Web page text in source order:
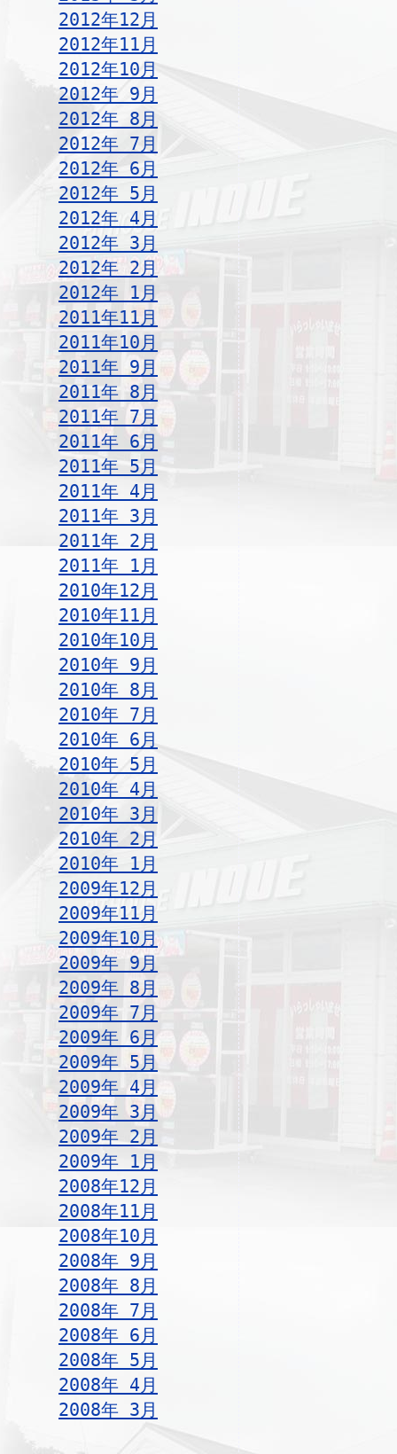
2012年12月
2012年11月
2012年10月
2012年 9月
2012年 8月
2012年 7月
2012年 6月
2012年 5月
2012年 4月
2012年 3月
2012年 2月
2012年 1月
2011年11月
2011年10月
2011年 9月
2011年 8月
2011年 7月
2011年 6月
2011年 5月
2011年 4月
2011年 3月
2011年 2月
2011年 1月
2010年12月
2010年11月
2010年10月
2010年 9月
2010年 8月
2010年 7月
2010年 6月
2010年 5月
2010年 4月
2010年 3月
2010年 2月
2010年 1月
2009年12月
2009年11月
2009年10月
2009年 9月
2009年 8月
2009年 7月
2009年 6月
2009年 5月
2009年 4月
2009年 3月
2009年 2月
2009年 1月
2008年12月
2008年11月
2008年10月
2008年 9月
2008年 8月
2008年 7月
2008年 6月
2008年 5月
2008年 4月
2008年 3月